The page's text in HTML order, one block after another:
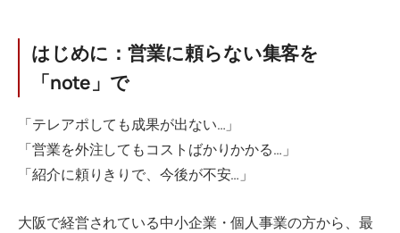
はじめに：営業に頼らない集客を
「note」で
「テレアポしても成果が出ない…」
「営業を外注してもコストばかりかかる…」
「紹介に頼りきりで、今後が不安…」
大阪で経営されている中小企業・個人事業の方から、最